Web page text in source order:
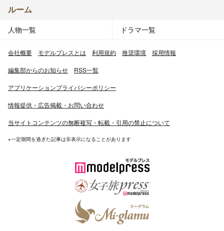
ルーム
人物一覧 ドラマ一覧
会社概要 モデルプレスとは 利用規約 推奨環境 採用情報
編集部からのお知らせ RSS一覧
アプリケーションプライバシーポリシー
情報提供・広告掲載・お問い合わせ
当サイトコンテンツの無断複写・転載・引用の禁止について
※一定期間を過ぎた記事は非表示になることがあります